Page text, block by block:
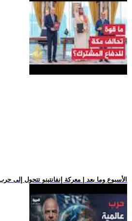
.. الأسبوع وما بعد | معركة إنفانتينو تتحول إلى